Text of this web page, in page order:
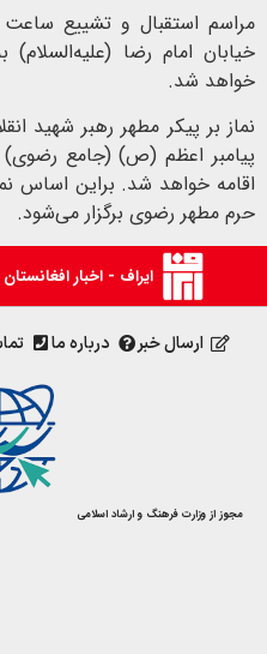
خیابان امام رضا
خواهد شد.
نماز بر پیکر مطهر رهبر شهید
پیامبر اعظم (ص) (جامع رضوی)
اقامه خواهد شد. براین اساس
حرم مطهر رضوی برگزار می‌شود.
ایراف - اخبار افغانستان
ارسال خبر درباره ما
مجوز از وزارت فرهنگ و ارشاد اسلامی